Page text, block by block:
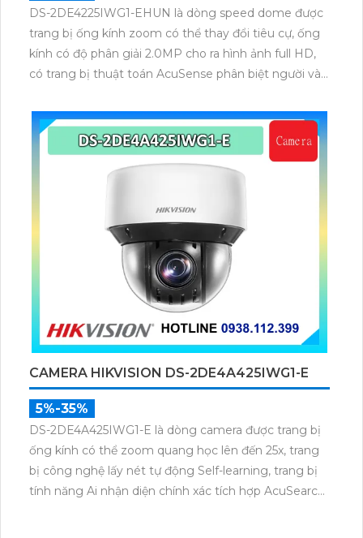
DS-2DE4225IWG1-EHUN là dòng speed dome được
trang bị ống kính zoom có thể thay đổi tiêu cự, ống
kính có độ phân giải 2.0MP cho ra hình ảnh full HD,
có trang bị thuật toán AcuSense phân biệt người và
chiều, nhìn ban đêm bằng hồng ngoại 100m.
CAMERA HIKVISION DS-2DE4A425IWG1-E
5%-35%
DS-2DE4A425IWG1-E là dòng camera được trang bị
ống kính có thể zoom quang học lên đến 25x, trang
bị công nghệ lấy nét tự động Self-learning, trang bị
tính năng Ai nhận diện chính xác tích hợp AcuSearch